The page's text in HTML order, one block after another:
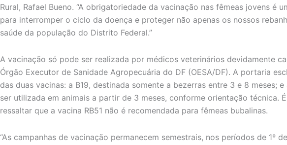
Rural, Rafael Bueno. “A obrigatoriedade da vacinação nas fêmeas jovens é
para interromper o ciclo da doença e proteger não apenas os nossos
saúde da população do Distrito Federal.”
A vacinação só pode ser realizada por médicos veterinários devidamente
Órgão Executor de Sanidade Agropecuária do DF (OESA/DF). A portaria
das duas vacinas: a B19, destinada somente a bezerras entre 3 e 8 meses; e
ser utilizada em animais a partir de 3 meses, conforme orientação técnica.
ressaltar que a vacina RB51 não é recomendada para fêmeas bubalinas.
“As campanhas de vacinação permanecem semestrais, nos períodos de 1º